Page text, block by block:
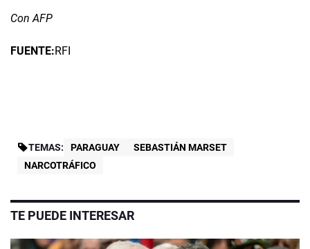
Con AFP
FUENTE:RFI
TEMAS: PARAGUAY
SEBASTIÁN MARSET
NARCOTRÁFICO
TE PUEDE INTERESAR